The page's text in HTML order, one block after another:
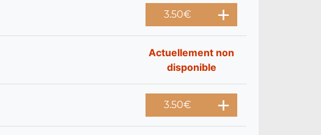
3.50€
Actuellement non
disponible
3.50€